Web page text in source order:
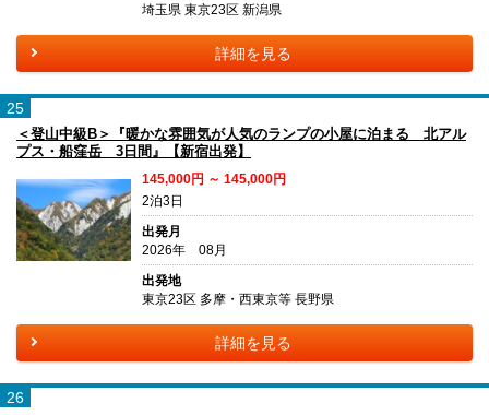
埼玉県 東京23区 新潟県
詳細を見る
25
＜登山中級B＞『暖かな雰囲気が人気のランプの小屋に泊まる 北アル
プス・船窪岳 3日間』【新宿出発】
145,000円 ～ 145,000円
2泊3日
出発月
2026年 08月
出発地
東京23区 多摩・西東京等 長野県
詳細を見る
26